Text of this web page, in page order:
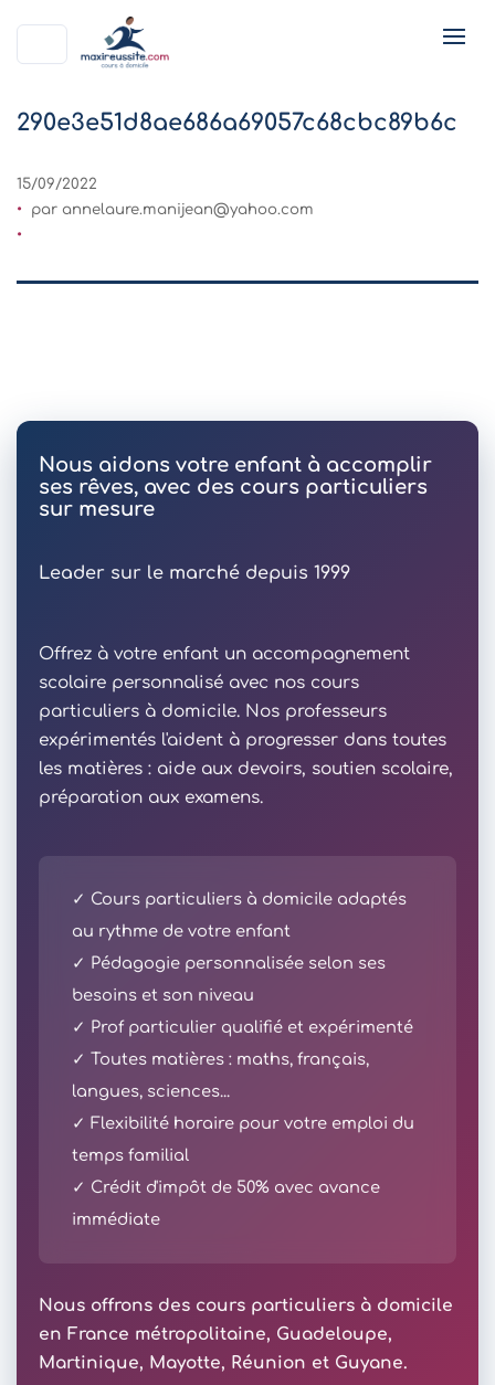
290e3e51d8ae686a69057c68cbc89b6c
15/09/2022
par annelaure.manijean@yahoo.com
Nous aidons votre enfant à accomplir
ses rêves, avec des cours particuliers
sur mesure
Leader sur le marché depuis 1999
Offrez à votre enfant un accompagnement
scolaire personnalisé avec nos cours
particuliers à domicile. Nos professeurs
expérimentés l'aident à progresser dans toutes
les matières : aide aux devoirs, soutien scolaire,
préparation aux examens.
✓ Cours particuliers à domicile adaptés
au rythme de votre enfant
✓ Pédagogie personnalisée selon ses
besoins et son niveau
✓ Prof particulier qualifié et expérimenté
✓ Toutes matières : maths, français,
langues, sciences...
✓ Flexibilité horaire pour votre emploi du
temps familial
✓ Crédit d'impôt de 50% avec avance
immédiate
Nous offrons des cours particuliers à domicile
en France métropolitaine, Guadeloupe,
Martinique, Mayotte, Réunion et Guyane.